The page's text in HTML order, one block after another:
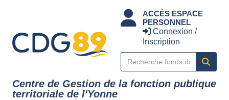
ACCÈS ESPACE
PERSONNEL
Connexion /
Inscription
Centre de Gestion de la fonction publique
territoriale de l'Yonne